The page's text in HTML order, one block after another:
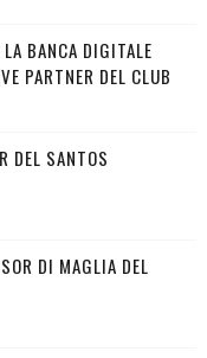
BANCA DIGITALE
PARTNER DEL CLUB
DEL SANTOS
DI MAGLIA DEL